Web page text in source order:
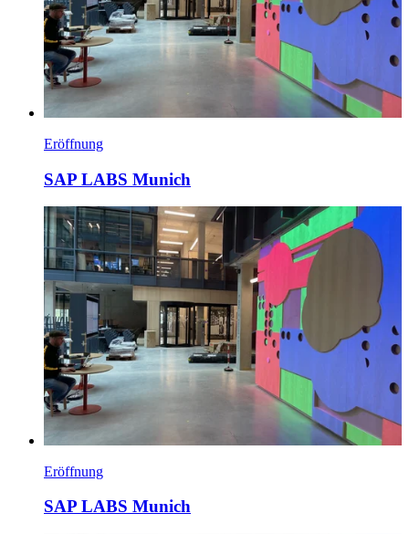
Eröffnung
SAP LABS Munich
Eröffnung
SAP LABS Munich